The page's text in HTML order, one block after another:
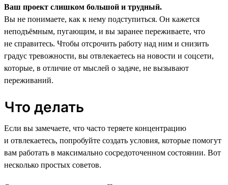
Ваш проект слишком большой и трудный.
Вы не понимаете, как к нему подступиться. Он кажется
неподъёмным, пугающим, и вы заранее переживаете, что
не справитесь. Чтобы отсрочить работу над ним и снизить
градус тревожности, вы отвлекаетесь на новости и соцсети,
которые, в отличие от мыслей о задаче, не вызывают
переживаний.
Что делать
Если вы замечаете, что часто теряете концентрацию
и отвлекаетесь, попробуйте создать условия, которые помогут
вам работать в максимально сосредоточенном состоянии. Вот
несколько простых советов.